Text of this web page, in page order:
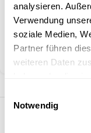
analysieren.
Verwendung
soziale Medien,
Partner führen
weiteren Daten
Notwendig
Artikelnummer:
Kategorie:
Marke:Gözze
Teilen: